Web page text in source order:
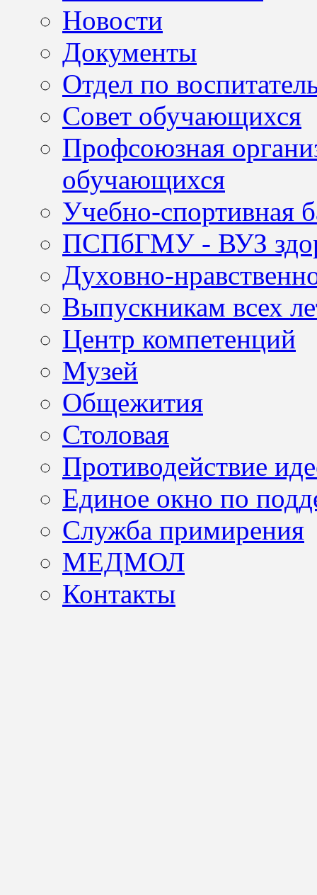
Новости
Документы
Отдел по
Совет обучающихся
Профсоюзная
обучающихся
Учебно-спортивная
ПСПбГМУ - ВУЗ
Духовно-
Выпускникам всех
Центр компетенций
Музей
Общежития
Столовая
Противодействие
Единое окно по
Служба примирения
МЕДМОЛ
Контакты